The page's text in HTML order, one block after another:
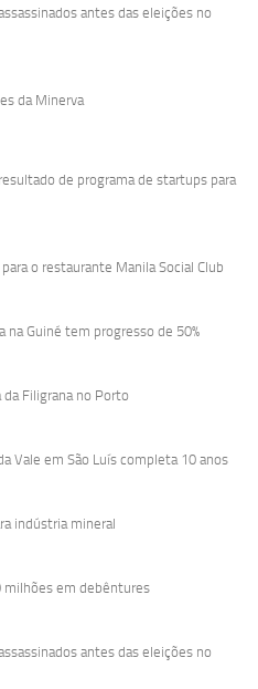
antes das eleições no
da Minerva
de programa de startups para
o restaurante Manila Social Club
Guiné tem progresso de 50%
da Filigrana no Porto
Vale em São Luís completa 10 anos
indústria mineral
milhões em debêntures
antes das eleições no